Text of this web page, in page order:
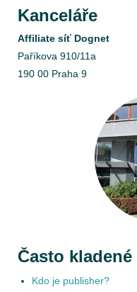
Kanceláře
Affiliate síť Dognet
Paříkova 910/11a
190 00 Praha 9
Často
Kdo je publisher?